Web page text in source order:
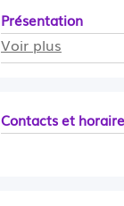
Présentation
Voir plus
Contacts et